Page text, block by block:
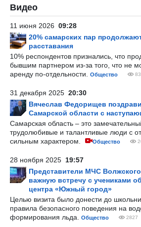
Видео
11 июня 2026 09:28
20% самарских пар
расставания
10% респондентов признались, что
бывшим партнером из-за того, что не
аренду по-отдельности.
Общество
31 декабря 2025 20:30
Вячеслав Федорищев
Самарской области с
Самарская область – это
трудолюбивые и талантливые люди с
сильным характером.
Общество
28 ноября 2025 19:57
Представители МЧС
важную встречу с учениками
центра «Южный город»
Целью визита было донести до
правила безопасного поведения на
формирования льда.
Общество 2827